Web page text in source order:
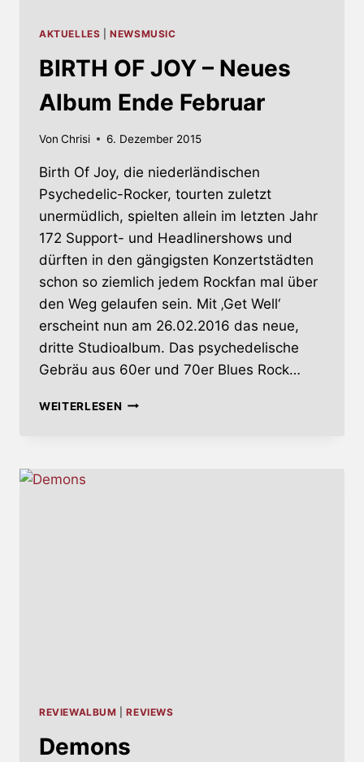
AKTUELLES |NEWSMUSIC
BIRTH OF JOY – Neues
Album Ende Februar
Von Chrisi 6. Dezember 2015
Birth Of Joy, die niederländischen
Psychedelic-Rocker, tourten zuletzt
unermüdlich, spielten allein im letzten Jahr
172 Support- und Headlinershows und
dürften in den gängigsten Konzertstädten
schon so ziemlich jedem Rockfan mal über
den Weg gelaufen sein. Mit ‚Get Well‘
erscheint nun am 26.02.2016 das neue,
dritte Studioalbum. Das psychedelische
Gebräu aus 60er und 70er Blues Rock…
WEITERLESENBIRTH
REVIEWALBUM |REVIEWS
Demons